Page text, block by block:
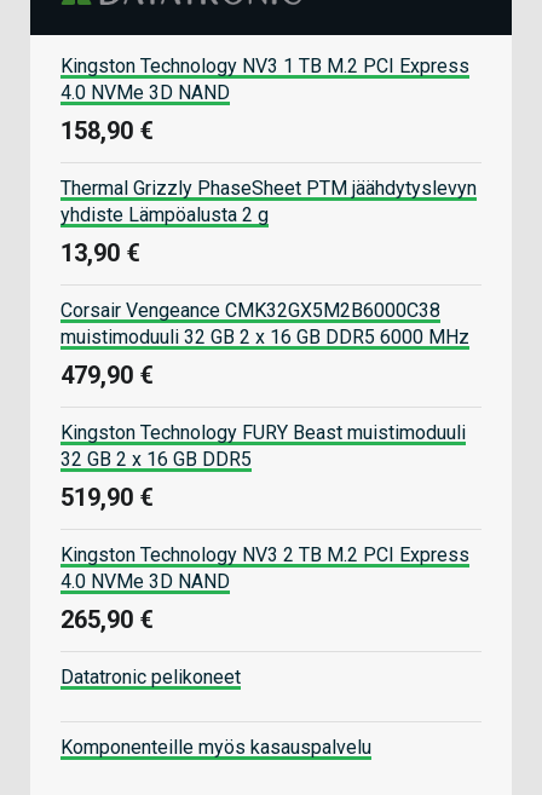
Kingston Technology NV3 1 TB M.2 PCI Express
4.0 NVMe 3D NAND
158,90 €
Thermal Grizzly PhaseSheet PTM jäähdytyslevyn
yhdiste Lämpöalusta 2 g
13,90 €
Corsair Vengeance CMK32GX5M2B6000C38
muistimoduuli 32 GB 2 x 16 GB DDR5 6000 MHz
479,90 €
Kingston Technology FURY Beast muistimoduuli
32 GB 2 x 16 GB DDR5
519,90 €
Kingston Technology NV3 2 TB M.2 PCI Express
4.0 NVMe 3D NAND
265,90 €
Datatronic pelikoneet
Komponenteille myös kasauspalvelu